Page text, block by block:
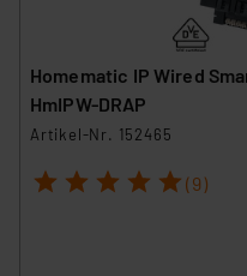
Homematic IP Wired
HmIPW-DRAP
Artikel-Nr. 152465
1 2 3 4 5 (9)